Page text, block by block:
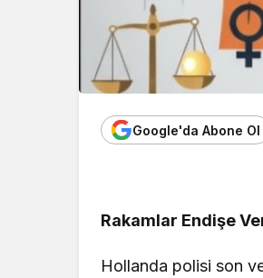
Google'da Abone Ol
Rakamlar Endişe
Hollanda polisi son